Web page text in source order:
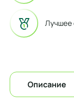
Лучшее
Описание